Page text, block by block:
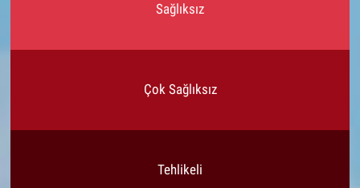
Sağlıksız
Çok Sağlıksız
Tehlikeli